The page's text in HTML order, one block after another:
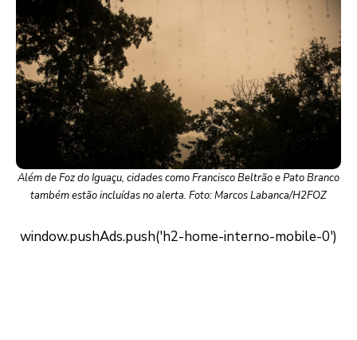
Além de Foz do Iguaçu, cidades como Francisco Beltrão e Pato Branco
também estão incluídas no alerta. Foto: Marcos Labanca/H2FOZ